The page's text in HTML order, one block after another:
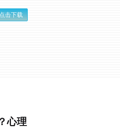
击下载
心理